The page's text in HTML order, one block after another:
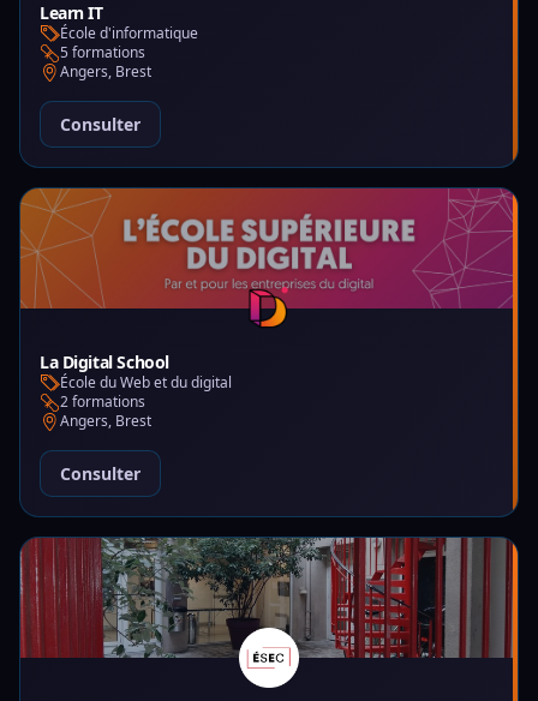
Learn IT
École d'informatique
5 formations
Angers, Brest
Consulter
La Digital School
École du Web et du digital
2 formations
Angers, Brest
Consulter